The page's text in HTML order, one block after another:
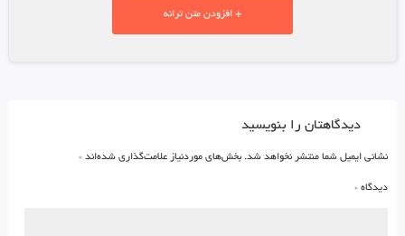
+ افزودن متن ترانه
دیدگاهتان را بنویسید
نشانی ایمیل شما منتشر نخواهد شد. بخش‌های موردنیاز علامت‌گذاری شده‌اند *
دیدگاه *